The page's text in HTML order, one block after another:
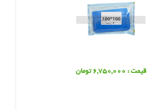
قیمت : 6,750,000 تومان